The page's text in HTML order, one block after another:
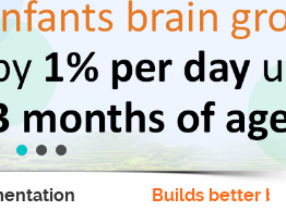
Builds better